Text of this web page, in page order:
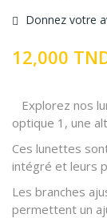
Donnez votre
12,000
Explorez nos
optique 1, une
Ces lunettes
intégré et leurs
Les branches
permettent un